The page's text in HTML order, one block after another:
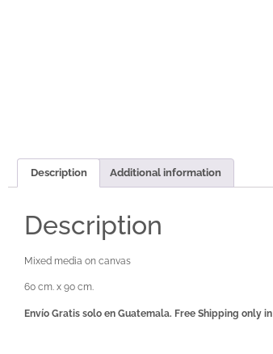
Description Additional information
Description
Mixed media on canvas
60 cm. x 90 cm.
Envío Gratis solo en Guatemala. Free Shipping only